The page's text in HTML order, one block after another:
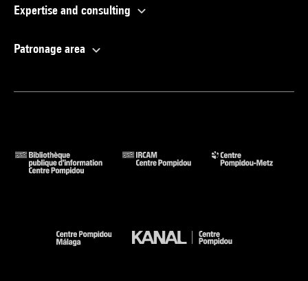
Expertise and consulting
Patronage area